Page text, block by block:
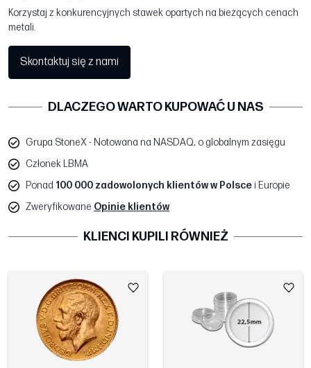
Korzystaj z konkurencyjnych stawek opartych na bieżących cenach
metali.
Skontaktuj się z nami
DLACZEGO WARTO KUPOWAĆ U NAS
Grupa StoneX - Notowana na NASDAQ, o globalnym zasięgu
Członek LBMA
Ponad 100 000 zadowolonych klientów w Polscei Europie
Zweryfikowane Opinie klientów
KLIENCI KUPILI RÓWNIEŻ